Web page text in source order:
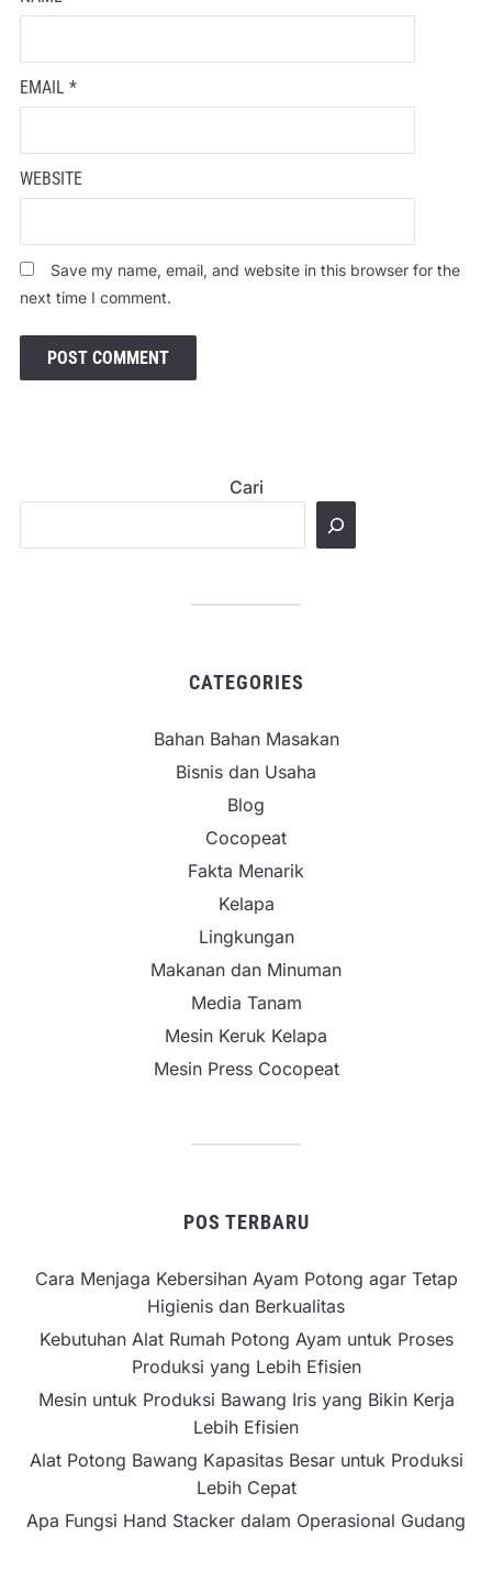
EMAIL *
WEBSITE
Save my name, email, and website in this browser for the
next time I comment.
Cari
CATEGORIES
Bahan Bahan Masakan
Bisnis dan Usaha
Blog
Cocopeat
Fakta Menarik
Kelapa
Lingkungan
Makanan dan Minuman
Media Tanam
Mesin Keruk Kelapa
Mesin Press Cocopeat
POS TERBARU
Cara Menjaga Kebersihan Ayam Potong agar Tetap
Higienis dan Berkualitas
Kebutuhan Alat Rumah Potong Ayam untuk Proses
Produksi yang Lebih Efisien
Mesin untuk Produksi Bawang Iris yang Bikin Kerja
Lebih Efisien
Alat Potong Bawang Kapasitas Besar untuk Produksi
Lebih Cepat
Apa Fungsi Hand Stacker dalam Operasional Gudang